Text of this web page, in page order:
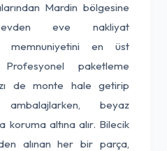
Mardin bölgesine
evden eve nakliyat
memnuniyetini en üst
paketleme
de monte hale getirip
beyaz
koruma altına alır. Bilecik
alınan her bir parça,